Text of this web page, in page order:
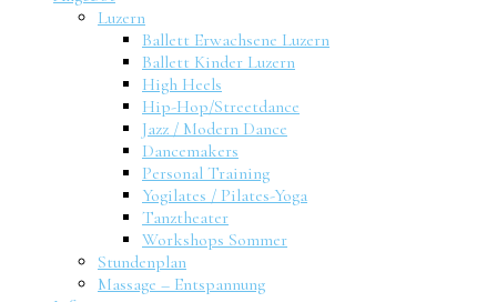
Luzern
Ballett Erwachsene Luzern
Ballett Kinder Luzern
High Heels
Hip-Hop/Streetdance
Jazz / Modern Dance
Dancemakers
Personal Training
Yogilates / Pilates-Yoga
Tanztheater
Workshops Sommer
Stundenplan
Massage – Entspannung